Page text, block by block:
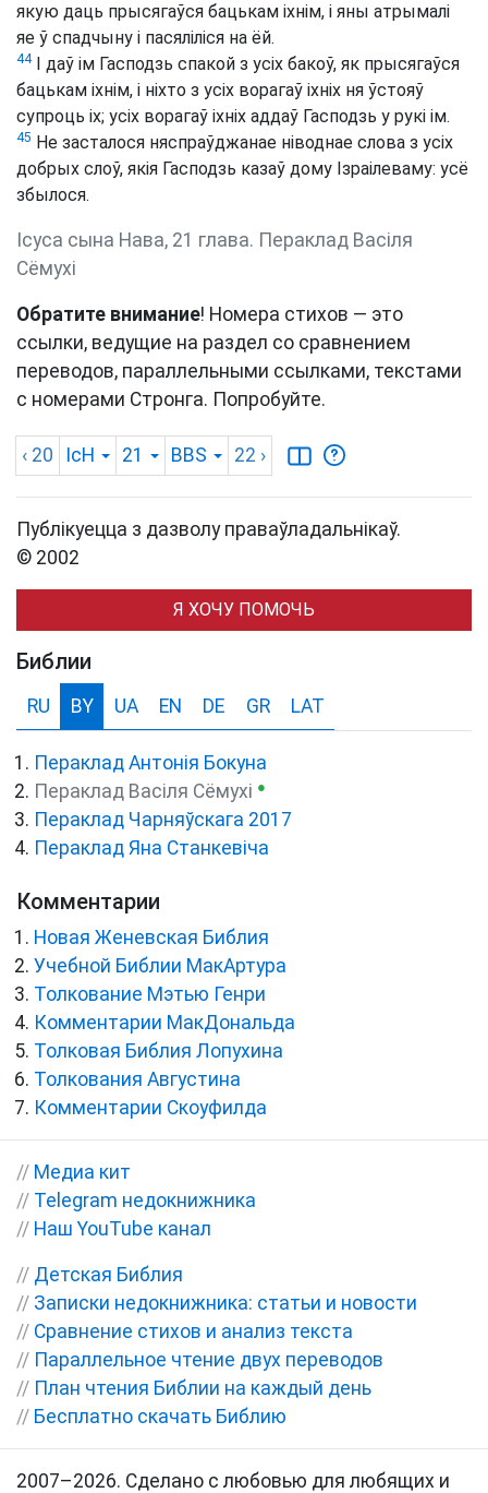
якую даць прысягаўся бацькам іхнім, і яны атрымалі
яе ў спадчыну і пасяліліся на ёй.
44І даў ім Гасподзь спакой з усіх бакоў, як прысягаўся
бацькам іхнім, і ніхто з усіх ворагаў іхніх ня ўстояў
супроць іх; усіх ворагаў іхніх аддаў Гасподзь у рукі ім.
45 Не засталося няспраўджанае ніводнае слова з усіх
добрых слоў, якія Гасподзь казаў дому Ізраілеваму: усё
збылося.
Ісуса сына Нава, 21 глава. Пераклад Васіля
Сёмухі
Обратите внимание! Номера стихов — это
ссылки, ведущие на раздел со сравнением
переводов, параллельными ссылками, текстами
с номерами Стронга. Попробуйте.
‹ 20 ІсН 21 BBS 22 ›
Публікуецца з дазволу праваўладальнікаў.
© 2002
Я ХОЧУ ПОМОЧЬ
Библии
RU BY UA EN DE GR LAT
Пераклад Антонія Бокуна
Пераклад Васіля Сёмухі ●
Пераклад Чарняўскага 2017
Пераклад Яна Станкевіча
Комментарии
Новая Женевская Библия
Учебной Библии МакАртура
Толкование Мэтью Генри
Комментарии МакДональда
Толковая Библия Лопухина
Толкования Августина
Комментарии Скоуфилда
// Медиа кит
// Telegram недокнижника
// Наш YouTube канал
// Детская Библия
// Записки недокнижника: статьи и новости
// Сравнение стихов и анализ текста
// Параллельное чтение двух переводов
// План чтения Библии на каждый день
// Бесплатно скачать Библию
2007–2026. Сделано с любовью для любящих и